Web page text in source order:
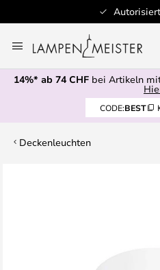
Inhalt
springen
14%* ab 74 CHFbei Artikeln
CODE:BEST
Deckenleuchten